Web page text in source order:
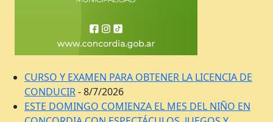
CURSO Y EXAMEN PARA OBTENER LA LICENCIA DE
CONDUCIR- 8/7/2026
ESTE DOMINGO COMIENZA EL MES DEL NIÑO EN